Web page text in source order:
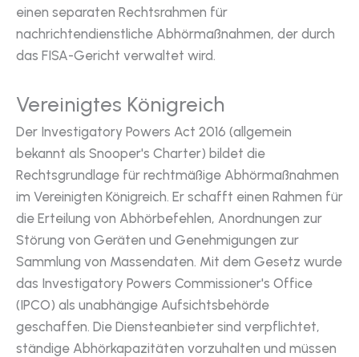
einen separaten Rechtsrahmen für
nachrichtendienstliche Abhörmaßnahmen, der durch
das FISA-Gericht verwaltet wird.
Vereinigtes Königreich
Der Investigatory Powers Act 2016 (allgemein
bekannt als Snooper's Charter) bildet die
Rechtsgrundlage für rechtmäßige Abhörmaßnahmen
im Vereinigten Königreich. Er schafft einen Rahmen für
die Erteilung von Abhörbefehlen, Anordnungen zur
Störung von Geräten und Genehmigungen zur
Sammlung von Massendaten. Mit dem Gesetz wurde
das Investigatory Powers Commissioner's Office
(IPCO) als unabhängige Aufsichtsbehörde
geschaffen. Die Diensteanbieter sind verpflichtet,
ständige Abhörkapazitäten vorzuhalten und müssen